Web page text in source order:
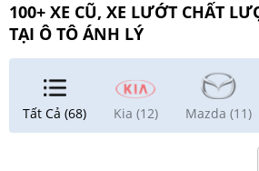
100+ XE CŨ, XE LƯỚT CHẤT
TẠI Ô TÔ ÁNH LÝ
Tất Cả (68) Kia (12) Mazda (11)